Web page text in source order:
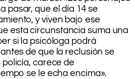
pasar, que el día 14 se
y viven bajo ese
esta circunstancia suma una
si la psicóloga podrá
de que la reclusión se
policía, carece de
se le echa encima».